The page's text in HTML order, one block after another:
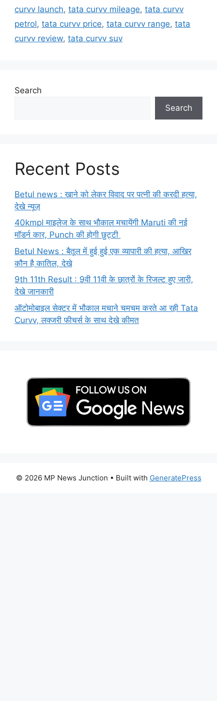
curvv launch, tata curvv mileage, tata curvv
petrol, tata curvv price, tata curvv range, tata
curvv review, tata curvv suv
Search
Search
Recent Posts
Betul news : खाने को लेकर विवाद पर पत्नी की करदी हत्या,
देखे न्यूज़
40kmpl माइलेज के साथ भौकाल मचायेंगी Maruti की नई
मॉडर्न कार, Punch की होगी छुट्टी
Betul News : बैतूल में हुई हुई एक व्यापारी की हत्या, आखिर
कौन है कातिल, देखे
9th 11th Result : 9वी 11वी के छात्रों के रिजल्ट हुए जारी,
देखे जानकारी
ऑटोमोबाइल सेक्टर में भौकाल मचाने चमचम करते आ रही Tata
Curvv, लक्जरी फीचर्स के साथ देखे कीमत
© 2026 MP News Junction • Built with GeneratePress